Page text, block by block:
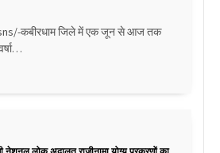
कबीरधाम जिले में एक जून से आज तक